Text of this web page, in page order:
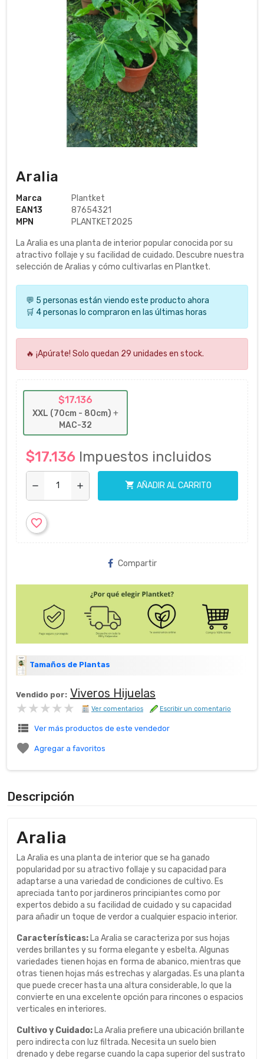
Aralia
Marca
Plantket
EAN13
87654321
MPN
PLANTKET2025
La Aralia es una planta de interior popular conocida por su
atractivo follaje y su facilidad de cuidado. Descubre nuestra
selección de Aralias y cómo cultivarlas en Plantket.
💬 5 personas están viendo este producto ahora
🛒 4 personas lo compraron en las últimas horas
🔥 ¡Apúrate! Solo quedan 29 unidades en stock.
$17.136
XXL (70cm - 80cm) +
MAC-32
$17.136 Impuestos incluidos
remove add shopping_cart AÑADIR AL CARRITO
favorite_border
Compartir
Tamaños de Plantas
Vendido por: Viveros Hijuelas
★★★★★
★★★★★ Ver comentarios Escribir un comentario
view_list Ver más productos de este vendedor
 Agregar a favoritos
Descripción
Aralia
La Aralia es una planta de interior que se ha ganado
popularidad por su atractivo follaje y su capacidad para
adaptarse a una variedad de condiciones de cultivo. Es
apreciada tanto por jardineros principiantes como por
expertos debido a su facilidad de cuidado y su capacidad
para añadir un toque de verdor a cualquier espacio interior.
Características: La Aralia se caracteriza por sus hojas
verdes brillantes y su forma elegante y esbelta. Algunas
variedades tienen hojas en forma de abanico, mientras que
otras tienen hojas más estrechas y alargadas. Es una planta
que puede crecer hasta una altura considerable, lo que la
convierte en una excelente opción para rincones o espacios
verticales en interiores.
Cultivo y Cuidado: La Aralia prefiere una ubicación brillante
pero indirecta con luz filtrada. Necesita un suelo bien
drenado y debe regarse cuando la capa superior del sustrato